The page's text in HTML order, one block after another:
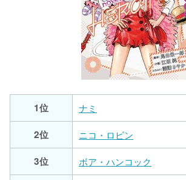
1位
ナミ
2位
ニコ・ロビン
3位
ボア・ハンコック